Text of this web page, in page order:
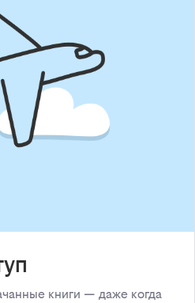
книги — даже когда